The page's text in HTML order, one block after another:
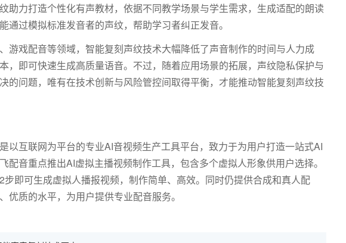
助力打造个性化有声教材，依据不同教学场景与学生需求，生成适配的朗读
通过模拟标准发音者的声纹，帮助学习者纠正发音。
游戏配音等领域，智能复刻声纹技术大幅降低了声音制作的时间与人力成
，即可快速生成高质量语音。不过，随着应用场景的拓展，声纹隐私保护与
的问题，唯有在技术创新与风险管控间取得平衡，才能推动智能复刻声纹技
以互联网为平台的专业AI音视频生产工具平台，致力于为用户打造一站式AI
配音重点推出AI虚拟主播视频制作工具，包含多个虚拟人形象供用户选择。
步即可生成虚拟人播报视频，制作简单、高效。同时仍提供合成和真人配
优质的水平，为用户提供专业配音服务。